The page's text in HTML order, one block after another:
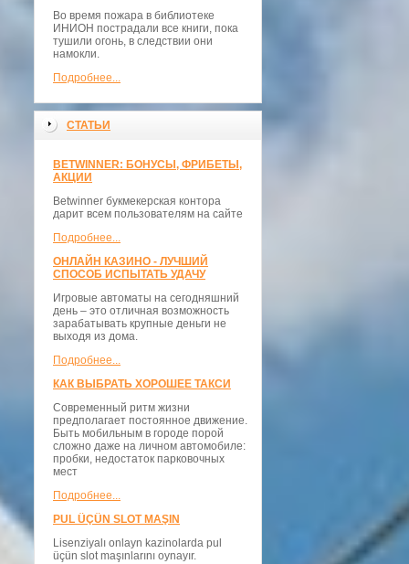
Во время пожара в библиотеке
ИНИОН пострадали все книги, пока
тушили огонь, в следствии они
намокли.
Подробнее...
СТАТЬИ
BETWINNER: БОНУСЫ, ФРИБЕТЫ,
АКЦИИ
Betwinner букмекерская контора
дарит всем пользователям на сайте
Подробнее...
ОНЛАЙН КАЗИНО - ЛУЧШИЙ
СПОСОБ ИСПЫТАТЬ УДАЧУ
Игровые автоматы на сегодняшний
день – это отличная возможность
зарабатывать крупные деньги не
выходя из дома.
Подробнее...
КАК ВЫБРАТЬ ХОРОШЕЕ ТАКСИ
Современный ритм жизни
предполагает постоянное движение.
Быть мобильным в городе порой
сложно даже на личном автомобиле:
пробки, недостаток парковочных
мест
Подробнее...
PUL ÜÇÜN SLOT MAŞIN
Lisenziyalı onlayn kazinolarda pul
üçün slot maşınlarını oynayır.